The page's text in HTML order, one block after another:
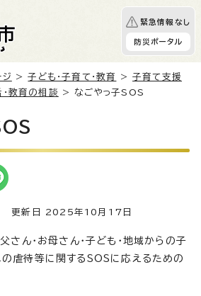
緊急情報なし
防災ポータル
ジ >子ども・子育て・教育 >子育て支援
・教育の相談 > なごやっ子SOS
更新日 2025年10月17日
さん・お母さん・子ども・地域からの子
虐待等に関するSOSに応えるための